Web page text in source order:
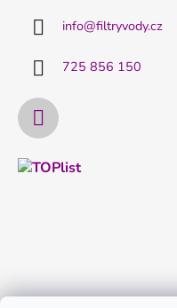
info@filtryvody.cz
725 856 150